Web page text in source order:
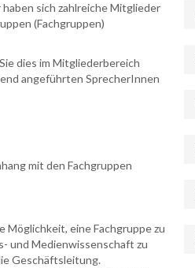
sich zahlreiche Mitglieder
(Fachgruppen)
dies im Mitgliederbereich
angeführten SprecherInnen
mit den Fachgruppen
Möglichkeit, eine Fachgruppe zu
und Medienwissenschaft zu
Geschäftsleitung.